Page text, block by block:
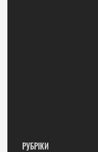
РУБРІКИ